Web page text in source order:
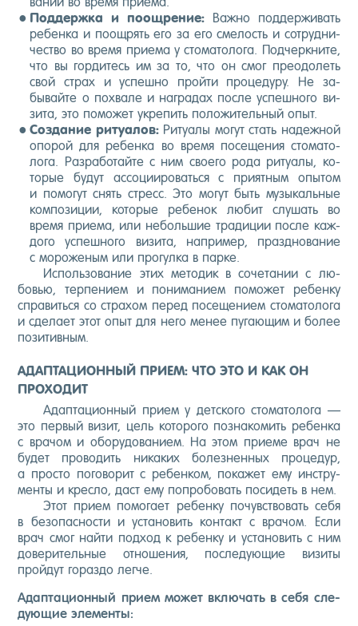
Под­дер­жка и по­ощ­ре­ние: Важ­но под­держи­вать
ре­бен­ка и по­ощ­рять его за его сме­лость и сот­рудни­
чес­тво во вре­мя при­ема у сто­мато­лога. Под­чер­кни­те,
что вы гор­ди­тесь им за то, что он смог пре­одо­леть
свой страх и ус­пешно прой­ти про­цеду­ру. Не за­
бывай­те о пох­ва­ле и наг­ра­дах пос­ле ус­пешно­го ви­
зита, это по­может ук­ре­пить по­ложи­тель­ный опыт.
Соз­да­ние ри­ту­алов:Ри­ту­алы мо­гут стать на­деж­ной
опо­рой для ре­бен­ка во вре­мя по­сеще­ния сто­мато­
лога. Раз­ра­ботай­те с ним сво­его ро­да ри­ту­алы, ко­
торые бу­дут ас­со­ци­иро­вать­ся с при­ят­ным опы­том
и по­могут снять стресс. Это мо­гут быть му­зыкаль­ные
ком­по­зиции, ко­торые ре­бенок лю­бит слу­шать во
вре­мя при­ема, или не­боль­шие тра­диции пос­ле каж­
до­го ус­пешно­го ви­зита, нап­ри­мер, праз­дно­вание
с мо­роже­ным или про­гул­ка в пар­ке.
Ис­поль­зо­вание этих ме­тодик в со­чета­нии с лю­
бовью, тер­пе­ни­ем и по­нима­ни­ем по­может ре­бен­ку
спра­вить­ся со стра­хом пе­ред по­сеще­ни­ем сто­мато­лога
и сде­ла­ет этот опыт для не­го ме­нее пу­га­ющим и бо­лее
по­зитив­ным.
АДАПТАЦИОННЫЙ ПРИЕМ: ЧТО ЭТО И КАК ОН
ПРОХОДИТ
Адап­та­ци­он­ный при­ем у дет­ско­го сто­мато­лога —
это пер­вый ви­зит, цель ко­торо­го поз­на­комить ре­бен­ка
с вра­чом и обо­рудо­вани­ем. На этом при­еме врач не
бу­дет про­водить ни­каких бо­лез­ненных про­цедур,
а прос­то по­гово­рит с ре­бен­ком, по­кажет ему инс­тру­
мен­ты и крес­ло, даст ему поп­ро­бовать по­сидеть в нем.
Этот при­ем по­мога­ет ре­бен­ку по­чувс­тво­вать се­бя
в бе­зопас­ности и ус­та­новить кон­такт с вра­чом. Ес­ли
врач смог най­ти под­ход к ре­бен­ку и ус­та­новить с ним
до­вери­тель­ные от­но­шения, пос­ле­ду­ющие ви­зиты
прой­дут го­раз­до лег­че.
Адап­та­ци­он­ный при­ем мо­жет вклю­чать в се­бя сле­
ду­ющие эле­мен­ты: